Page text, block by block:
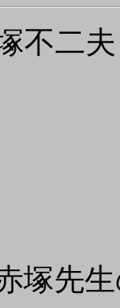
不二
塚先